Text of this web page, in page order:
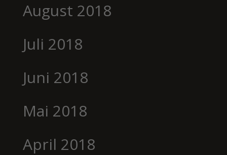
August 2018
Juli 2018
Juni 2018
Mai 2018
April 2018